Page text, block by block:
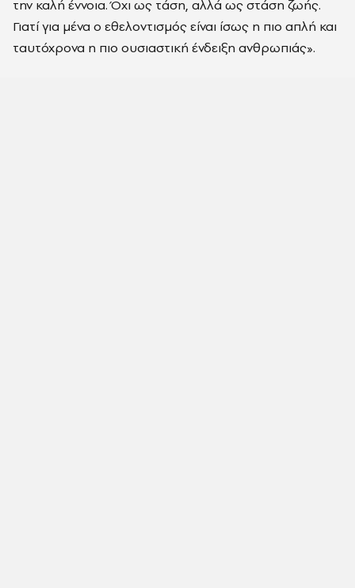
την καλή έννοια. Όχι ως τάση, αλλά ως στάση ζωής.
Γιατί για μένα ο εθελοντισμός είναι ίσως η πιο απλή και
ταυτόχρονα η πιο ουσιαστική ένδειξη ανθρωπιάς».